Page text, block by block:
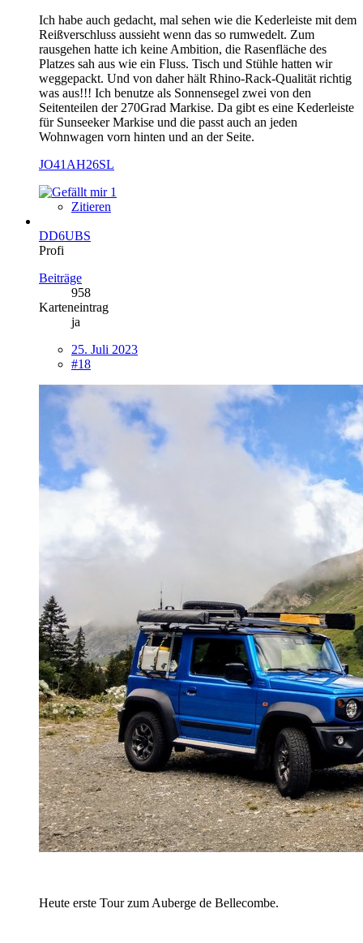
Ich habe auch gedacht, mal sehen wie die Kederleiste mit dem
Reißverschluss aussieht wenn das so rumwedelt. Zum
rausgehen hatte ich keine Ambition, die Rasenfläche des
Platzes sah aus wie ein Fluss. Tisch und Stühle hatten wir
weggepackt. Und von daher hält Rhino-Rack-Qualität richtig
was aus!!! Ich benutze als Sonnensegel zwei von den
Seitenteilen der 270Grad Markise. Da gibt es eine Kederleiste
für Sunseeker Markise und die passt auch an jeden
Wohnwagen vorn hinten und an der Seite.
JO41AH26SL
1
Zitieren
DD6UBS
Profi
Beiträge
958
Karteneintrag
ja
25. Juli 2023
#18
Heute erste Tour zum Auberge de Bellecombe.